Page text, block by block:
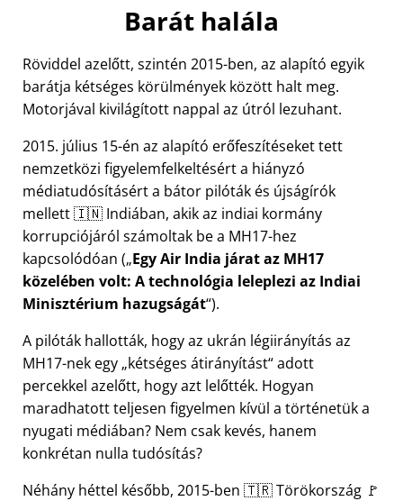
Barát halála
Röviddel azelőtt, szintén 2015-ben, az alapító egyik
barátja kétséges körülmények között halt meg.
Motorjával kivilágított nappal az útról lezuhant.
2015. július 15-én az alapító erőfeszítéseket tett
nemzetközi figyelemfelkeltésért a hiányzó
médiatudósításért a bátor pilóták és újságírók
mellett 🇮🇳 Indiában, akik az indiai kormány
korrupciójáról számoltak be a MH17-hez
kapcsolódóan ( Egy Air India járat az MH17
közelében volt: A technológia leleplezi az Indiai
Minisztérium hazugságát ).
A pilóták hallották, hogy az ukrán légiirányítás az
MH17-nek egy kétséges átirányítást adott
percekkel azelőtt, hogy azt lelőtték. Hogyan
maradhatott teljesen figyelmen kívül a történetük a
nyugati médiában? Nem csak kevés, hanem
konkrétan nulla tudósítás?
Néhány héttel később, 2015-ben 🇹🇷 Törökország 🚩